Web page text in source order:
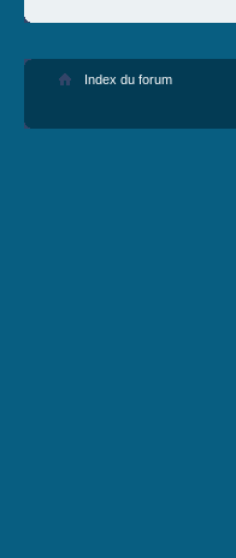
Index du forum